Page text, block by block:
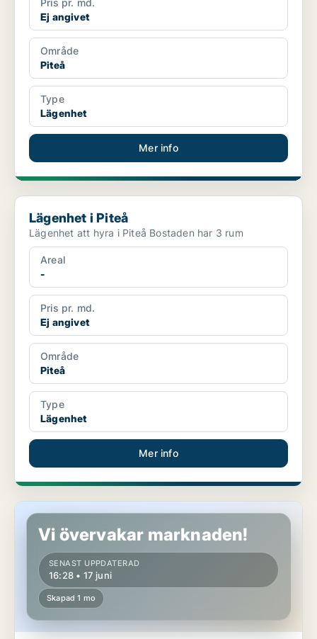
Pris pr. md.
Ej angivet
Område
Piteå
Type
Lägenhet
Mer info
Lägenhet i Piteå
Lägenhet i Piteå
Lägenhet att hyra i Piteå Bostaden har 3 rum
Areal
-
Pris pr. md.
Ej angivet
Område
Piteå
Type
Lägenhet
Mer info
Hus i Piteå, Hortlax
Vi övervakar marknaden!
SENAST UPPDATERAD
16:28 • 17 juni
Skapad 1 mo